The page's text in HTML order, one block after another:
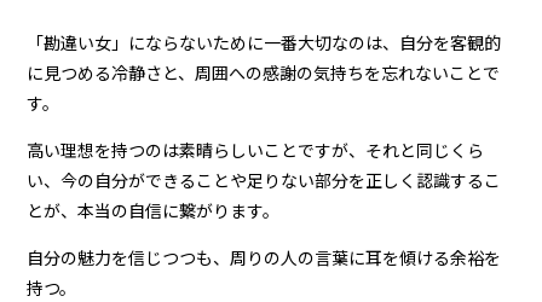
「勘違い女」にならないために一番大切なのは、自分を客観的
に見つめる冷静さと、周囲への感謝の気持ちを忘れないことで
す。
高い理想を持つのは素晴らしいことですが、それと同じくら
い、今の自分ができることや足りない部分を正しく認識するこ
とが、本当の自信に繋がります。
自分の魅力を信じつつも、周りの人の言葉に耳を傾ける余裕を
持つ。